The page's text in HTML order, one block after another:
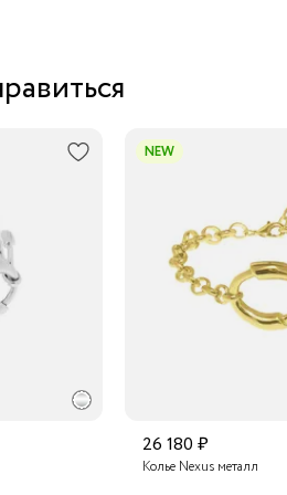
NEW
26 180 ₽
Колье Nexus металл